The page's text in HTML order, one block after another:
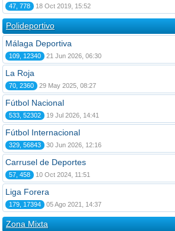
47, 778 18 Oct 2019, 15:52
Polideportivo
Málaga Deportiva
109, 12340 21 Jun 2026, 06:30
La Roja
70, 2360 29 May 2025, 08:27
Fútbol Nacional
533, 52302 19 Jul 2026, 14:41
Fútbol Internacional
329, 56843 30 Jun 2026, 12:16
Carrusel de Deportes
57, 458 10 Oct 2024, 11:51
Liga Forera
179, 17394 05 Ago 2021, 14:37
Zona Mixta